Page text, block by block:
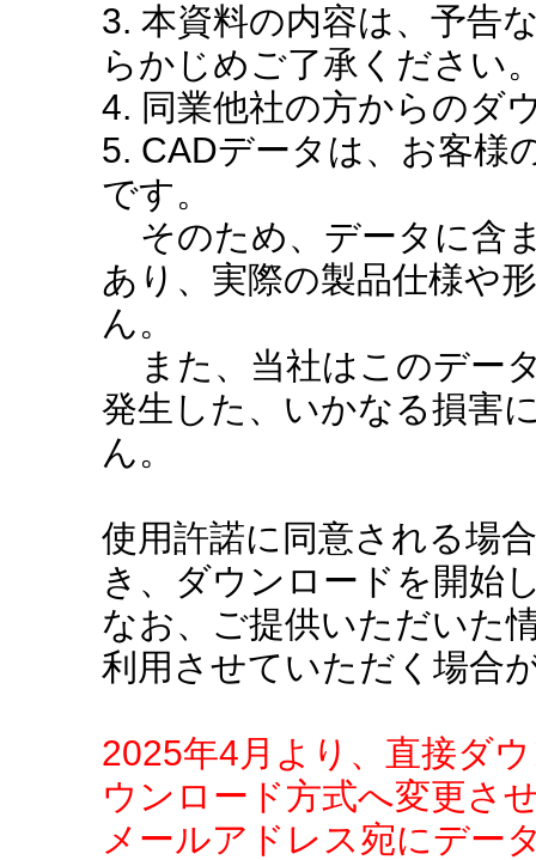
3. 本資料の内容は、予告
らかじめご了承ください
4. 同業他社の方からのダ
5. CADデータは、お客様
です。
そのため、データに含
あり、実際の製品仕様や
ん。
また、当社はこのデー
発生した、いかなる損害
ん。
使用許諾に同意される場
き、ダウンロードを開始
なお、ご提供いただいた
利用させていただく場合
2025年4月より、直接ダ
ウンロード方式へ変更さ
メールアドレス宛にデー